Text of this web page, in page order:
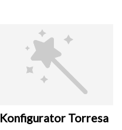
Konfigurator Torresa